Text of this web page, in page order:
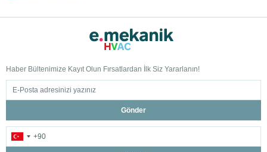
Haber Bültenimize Kayıt Olun Fırsatlardan İlk Siz Yararlanın!
Gönder